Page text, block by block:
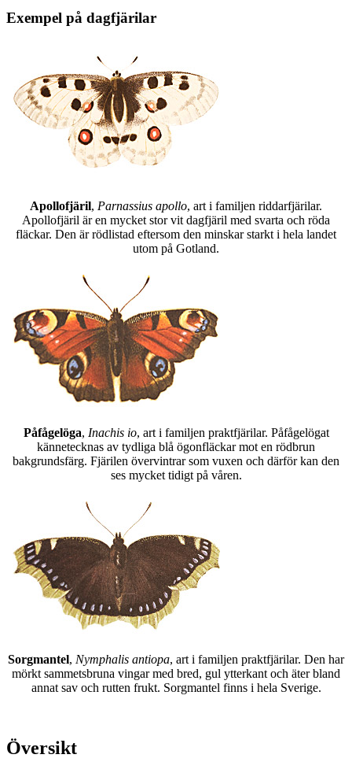
Exempel på dagfjärilar
Apollofjäril, Parnassius apollo, art i familjen riddarfjärilar.
Apollofjäril är en mycket stor vit dagfjäril med svarta och röda
fläckar. Den är rödlistad eftersom den minskar starkt i hela landet
utom på Gotland.
Påfågelöga, Inachis io, art i familjen praktfjärilar. Påfågelögat
kännetecknas av tydliga blå ögonfläckar mot en rödbrun
bakgrundsfärg. Fjärilen övervintrar som vuxen och därför kan den
ses mycket tidigt på våren.
Sorgmantel, Nymphalis antiopa, art i familjen praktfjärilar. Den har
mörkt sammetsbruna vingar med bred, gul ytterkant och äter bland
annat sav och rutten frukt. Sorgmantel finns i hela Sverige.
Översikt